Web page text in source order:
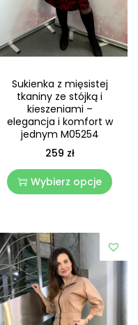
Sukienka z mięsistej
tkaniny ze stójką i
kieszeniami –
elegancja i komfort w
jednym M05254
259 zł
Wybierz opcje